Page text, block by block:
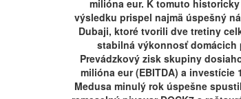
milióna eur. K tomuto
výsledku prispel najmä úspešný
Dubaji, ktoré tvorili dve tretiny
stabilná výkonnosť domácich
Prevádzkový zisk skupiny
milióna eur (EBITDA) a investície
Medusa minulý rok úspešne